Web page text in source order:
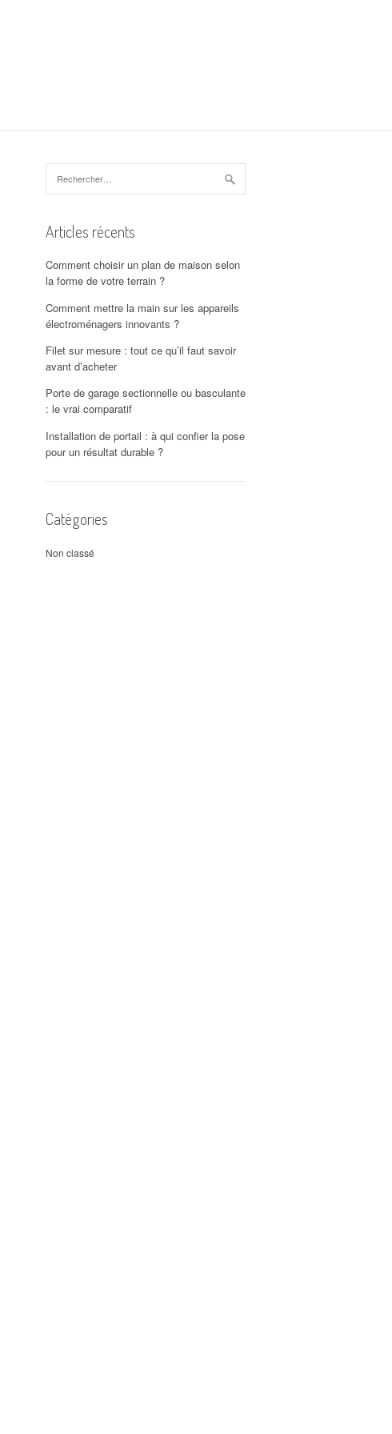
Articles récents
Comment choisir un plan de maison selon
la forme de votre terrain ?
Comment mettre la main sur les appareils
électroménagers innovants ?
Filet sur mesure : tout ce qu’il faut savoir
avant d’acheter
Porte de garage sectionnelle ou basculante
: le vrai comparatif
Installation de portail : à qui confier la pose
pour un résultat durable ?
Catégories
Non classé